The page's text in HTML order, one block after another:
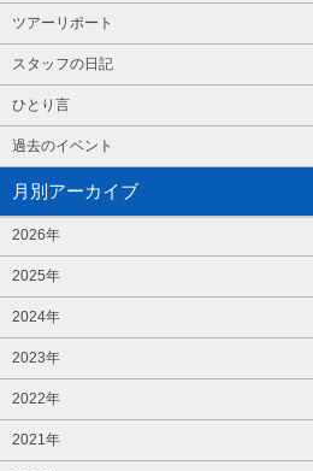
ツアーリポート
スタッフの日記
ひとり言
過去のイベント
月別アーカイブ
2026年
2025年
2024年
2023年
2022年
2021年